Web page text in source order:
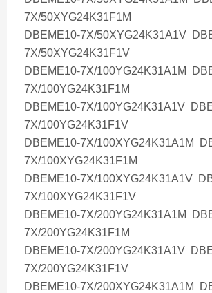
7X/50XYG24K31F1M
DBEME10-7X/50XYG24K31A1V
7X/50XYG24K31F1V
DBEME10-7X/100YG24K31A1M
7X/100YG24K31F1M
DBEME10-7X/100YG24K31A1V
7X/100YG24K31F1V
DBEME10-7X/100XYG24K31A1M
7X/100XYG24K31F1M
DBEME10-7X/100XYG24K31A1V
7X/100XYG24K31F1V
DBEME10-7X/200YG24K31A1M
7X/200YG24K31F1M
DBEME10-7X/200YG24K31A1V
7X/200YG24K31F1V
DBEME10-7X/200XYG24K31A1M